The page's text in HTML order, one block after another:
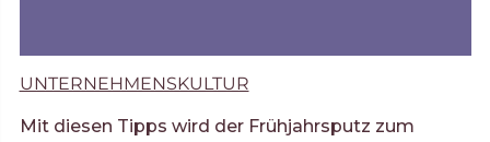
UNTERNEHMENSKULTUR
Mit diesen Tipps wird der Frühjahrsputz zum